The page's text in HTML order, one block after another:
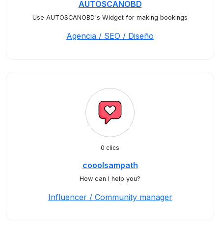
AUTOSCANOBD
Use AUTOSCANOBD's Widget for making bookings
Agencia / SEO / Diseño
0 clics
cooolsampath
How can I help you?
Influencer / Community manager